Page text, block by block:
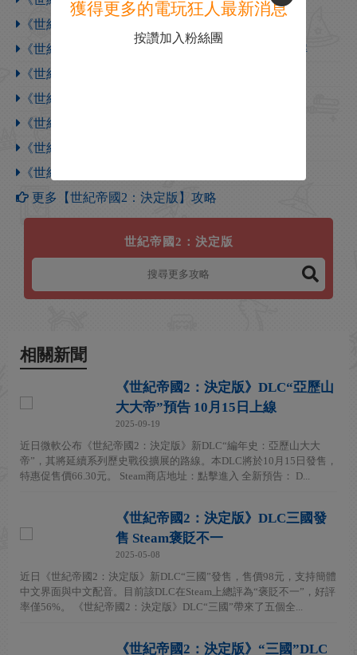
《世紀帝國2：決定版》葡萄牙風琴炮優缺點詳解
《世紀帝國2：決定版》土耳其蘇丹親兵優缺點詳解
《世紀帝國2：決定版》高棉重弩戰象優缺點詳解
《世紀帝國2：決定版》高麗戰車優缺點詳解
《世紀帝國2：決定版》不列顛長弓兵優缺點詳解
《世紀帝國2：決定版》越南藤弓兵優缺點詳解
《世紀帝國2：決定版》緬甸飛鏢騎兵優缺點詳解
更多【世紀帝國2：決定版】攻略
世紀帝國2：決定版
相關新聞
《世紀帝國2：決定版》DLC“亞歷山
大大帝”預告 10月15日上線
2025-09-19
近日微軟公布《世紀帝國2：決定版》新DLC“編年史：亞歷山大大
帝”，其將延續系列歷史戰役擴展的路線。本DLC將於10月15日發售，
特惠促售價66.30元。 Steam商店地址：點擊進入 全新預告： D...
《世紀帝國2：決定版》DLC三國發
售 Steam褒貶不一
2025-05-08
近日《世紀帝國2：決定版》新DLC“三國”發售，售價98元，支持簡體
中文界面與中文配音。目前該DLC在Steam上總評為“褒貶不一”，好評
率僅56%。 《世紀帝國2：決定版》DLC“三國”帶來了五個全...
《世紀帝國2：決定版》“三國”DLC
獲得更多的電玩狂人最新消息
按讚加入粉絲團